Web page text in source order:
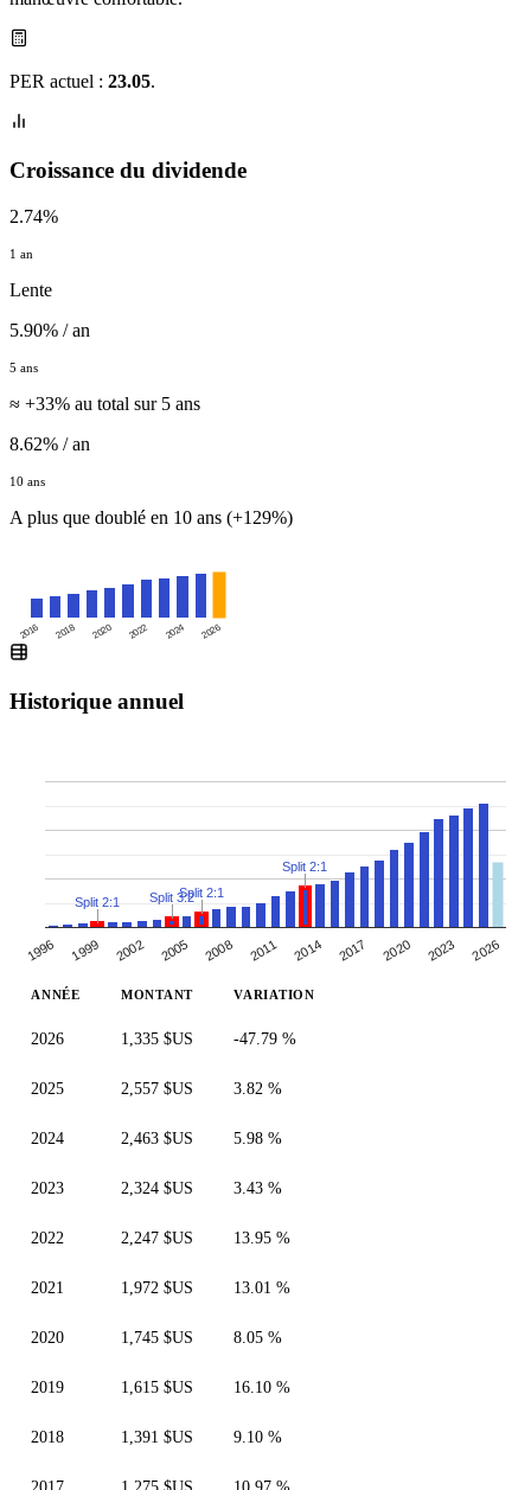
PER actuel : 23.05.
Croissance du dividende
2.74%
1 an
Lente
5.90% / an
5 ans
≈ +33% au total sur 5 ans
8.62% / an
10 ans
A plus que doublé en 10 ans (+129%)
2016 2018 2020 2022 2024 2026
Historique annuel
1996 1999 2002 2005 2008 2011 2014 2017 2020 2023 2026
Split 2:1 Split 3:2Split 2:1
Split 2:1
ANNÉE MONTANT VARIATION
2026 1,335 $US -47.79 %
2025 2,557 $US 3.82 %
2024 2,463 $US 5.98 %
2023 2,324 $US 3.43 %
2022 2,247 $US 13.95 %
2021 1,972 $US 13.01 %
2020 1,745 $US 8.05 %
2019 1,615 $US 16.10 %
2018 1,391 $US 9.10 %